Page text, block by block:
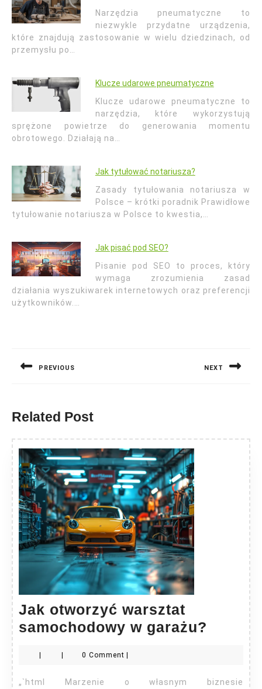
Narzędzia pneumatyczne to
niezwykle przydatne urządzenia,
które znajdują zastosowanie w wielu dziedzinach, od
przemysłu po…
Klucze udarowe pneumatyczne
Klucze udarowe pneumatyczne to
narzędzia, które wykorzystują
sprężone powietrze do generowania momentu
obrotowego. Działają na…
Jak tytułować notariusza?
Zasady tytułowania notariusza w
Polsce – krótki poradnik Prawidłowe
tytułowanie notariusza w Polsce to kwestia,…
Jak pisać pod SEO?
Pisanie pod SEO to proces, który
wymaga zrozumienia zasad
działania wyszukiwarek internetowych oraz preferencji
użytkowników.…
PREVIOUS NEXT
Related Post
Jak otworzyć warsztat
samochodowy w garażu?
0 Comment
„`html Marzenie o własnym biznesie